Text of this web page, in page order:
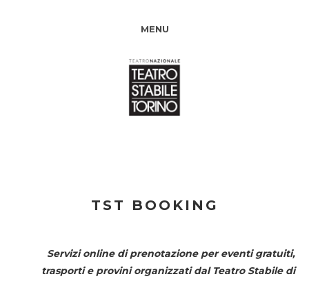
MENU
TST BOOKING
Servizi online di prenotazione per eventi gratuiti,
trasporti e provini organizzati dal Teatro Stabile di